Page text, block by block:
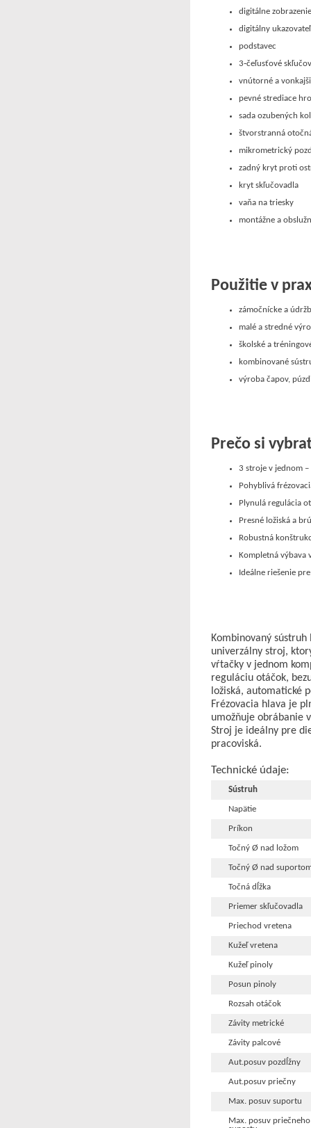
digitálne
digitálny
podstavec
3‑čeľusťové
vnútorné a
pevné strediace
sada ozubených
štvorstranná
mikrometrický
zadný kryt proti
kryt skľučovadla
vaňa na triesky
montážne a
Použitie v
zámočnícke a
malé a stredné
školské a
kombinované
výroba čapov,
Prečo si
3 stroje v jednom
Pohyblivá
Plynulá regulácia
Presné ložiská a
Robustná
Kompletná výbava
Ideálne riešenie
Kombinovaný
univerzálny stroj,
vŕtačky v jednom
reguláciu otáčok,
ložiská, automatické
Frézovacia hlava je
umožňuje obrábanie
Stroj je ideálny pre
pracoviská.
Technické údaje:
Sústruh
Napätie
Príkon
Točný Ø nad ložom
Točný Ø nad
Točná dĺžka
Priemer skľučovadla
Priechod vretena
Kužeľ vretena
Kužeľ pinoly
Posun pinoly
Rozsah otáčok
Závity metrické
Závity palcové
Aut.posuv pozdĺžny
Aut.posuv priečny
Max. posuv suportu
Max. posuv priečneho